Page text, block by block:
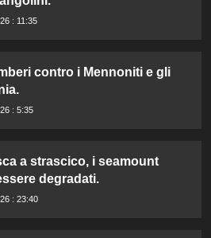
: 11:35
contro i Mennoniti e gli
: 5:35
a strascico, i seamount
degradati.
: 23:40